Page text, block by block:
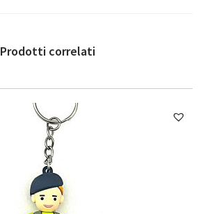
Prodotti correlati